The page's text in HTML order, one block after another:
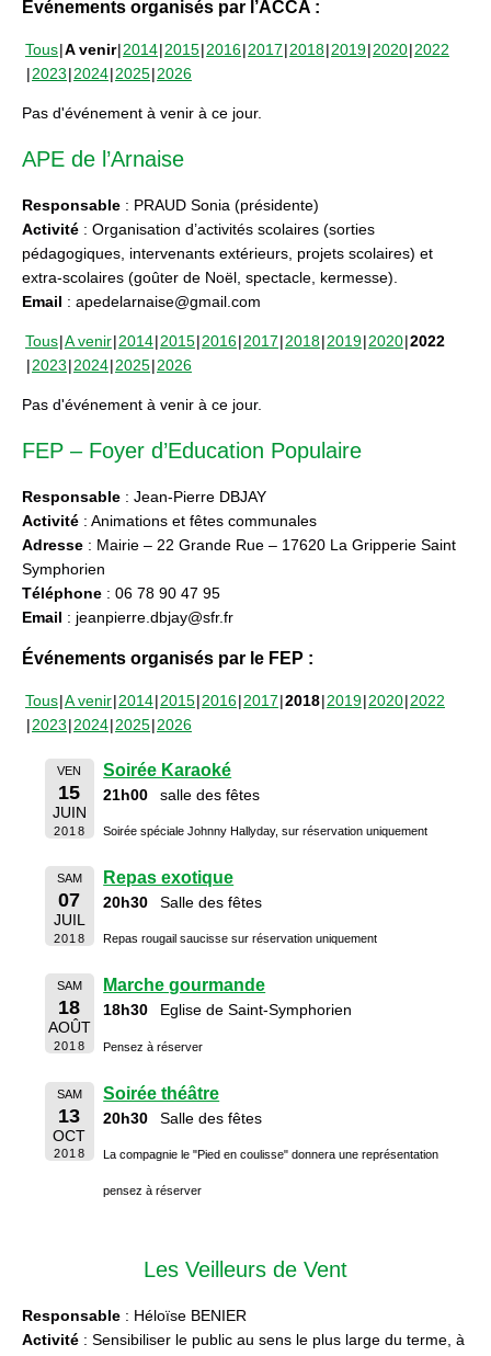
Événements organisés par l’ACCA :
Tous A venir 2014 2015 2016 2017 2018 2019 2020 2022
2023 2024 2025 2026
Pas d'événement à venir à ce jour.
APE de l’Arnaise
Responsable : PRAUD Sonia (présidente)
Activité : Organisation d’activités scolaires (sorties
pédagogiques, intervenants extérieurs, projets scolaires) et
extra-scolaires (goûter de Noël, spectacle, kermesse).
Email : apedelarnaise@gmail.com
Tous A venir 2014 2015 2016 2017 2018 2019 2020 2022
2023 2024 2025 2026
Pas d'événement à venir à ce jour.
FEP – Foyer d’Education Populaire
Responsable : Jean-Pierre DBJAY
Activité : Animations et fêtes communales
Adresse : Mairie – 22 Grande Rue – 17620 La Gripperie Saint
Symphorien
Téléphone : 06 78 90 47 95
Email : jeanpierre.dbjay@sfr.fr
Événements organisés par le FEP :
Tous A venir 2014 2015 2016 2017 2018 2019 2020 2022
2023 2024 2025 2026
VEN
15
JUIN
2018
Soirée Karaoké
21h00 salle des fêtes
Soirée spéciale Johnny Hallyday, sur réservation uniquement
SAM
07
JUIL
2018
Repas exotique
20h30 Salle des fêtes
Repas rougail saucisse sur réservation uniquement
SAM
18
AOÛT
2018
Marche gourmande
18h30 Eglise de Saint-Symphorien
Pensez à réserver
SAM
13
OCT
2018
Soirée théâtre
20h30 Salle des fêtes
La compagnie le "Pied en coulisse" donnera une représentation
pensez à réserver
Les Veilleurs de Vent
Responsable : Héloïse BENIER
Activité : Sensibiliser le public au sens le plus large du terme, à